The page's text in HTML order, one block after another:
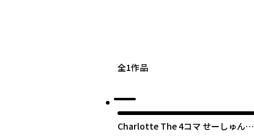
全1作品
Charlotte The 4コマ せーしゅんを